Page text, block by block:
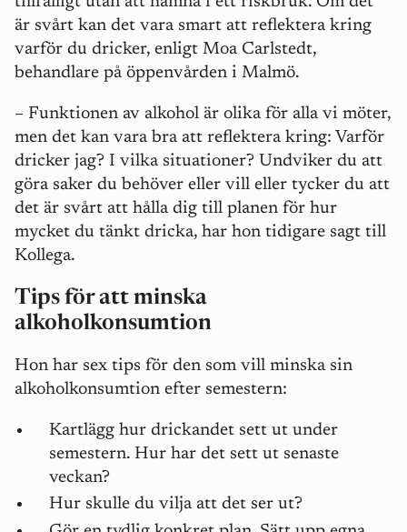
är svårt kan det vara smart att reflektera kring
varför du dricker, enligt Moa Carlstedt,
behandlare på öppenvården i Malmö.
– Funktionen av alkohol är olika för alla vi möter,
men det kan vara bra att reflektera kring: Varför
dricker jag? I vilka situationer? Undviker du att
göra saker du behöver eller vill eller tycker du att
det är svårt att hålla dig till planen för hur
mycket du tänkt dricka, har hon tidigare sagt till
Kollega.
Tips för att minska
alkoholkonsumtion
Hon har sex tips för den som vill minska sin
alkoholkonsumtion efter semestern:
Kartlägg hur drickandet sett ut under
semestern. Hur har det sett ut senaste
veckan?
Hur skulle du vilja att det ser ut?